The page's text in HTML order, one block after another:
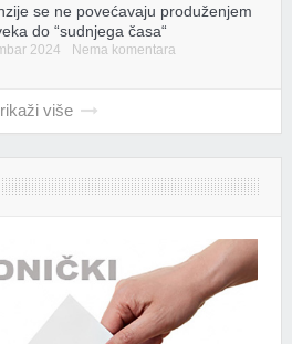
se ne povećavaju produženjem
do “sudnjega časa“
2024 Nema komentara
više